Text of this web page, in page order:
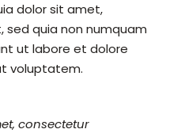
dolor sit amet,
sed quia non numquam
ut labore et dolore
voluptatem.
consectetur